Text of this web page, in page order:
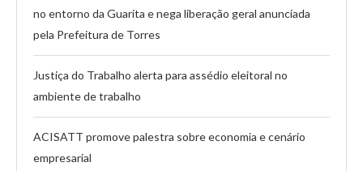
no entorno da Guarita e nega liberação geral anunciada
pela Prefeitura de Torres
Justiça do Trabalho alerta para assédio eleitoral no
ambiente de trabalho
ACISATT promove palestra sobre economia e cenário
empresarial